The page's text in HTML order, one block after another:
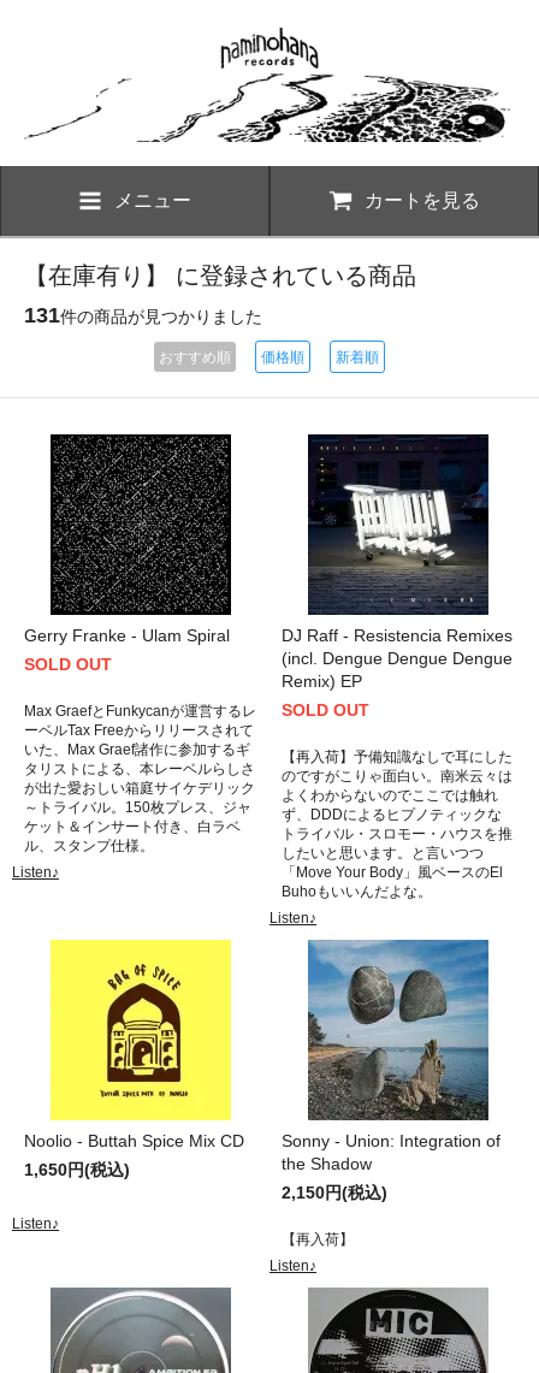
メニュー カートを見る
【在庫有り】 に登録されている商品
131件の商品が見つかりました
おすすめ順 価格順 新着順
Gerry Franke - Ulam Spiral
SOLD OUT
Max GraefとFunkycanが運営するレ
ーベルTax Freeからリリースされて
いた、Max Graef諸作に参加するギ
タリストによる、本レーベルらしさ
が出た愛おしい箱庭サイケデリック
～トライバル。150枚プレス、ジャ
ケット＆インサート付き、白ラベ
ル、スタンプ仕様。
Listen♪
DJ Raff - Resistencia Remixes
(incl. Dengue Dengue Dengue
Remix) EP
SOLD OUT
【再入荷】予備知識なしで耳にした
のですがこりゃ面白い。南米云々は
よくわからないのでここでは触れ
ず、DDDによるヒプノティックな
トライバル・スロモー・ハウスを推
したいと思います。と言いつつ
「Move Your Body」風ベースのEl
Buhoもいいんだよな。
Listen♪
Noolio - Buttah Spice Mix CD
1,650円(税込)
Listen♪
Sonny - Union: Integration of
the Shadow
2,150円(税込)
【再入荷】
Listen♪